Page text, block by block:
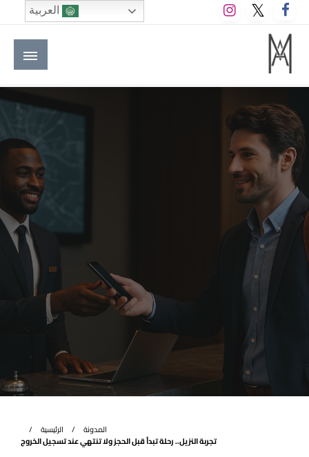
التخطي
إلى
المحتوى
M A hotels | إم ايه هوتيلز
الموقع الأول للعاملين في الفنادق في العالم العربي
الرئيسية
المدونة
تجربة النزيل.. رحلة تبدأ قبل الحجز ولا تنتهي عند تسجيل الخروج
العربية